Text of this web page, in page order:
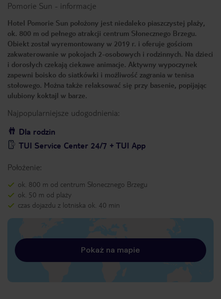
Pomorie Sun - informacje
Hotel Pomorie Sun położony jest niedaleko piaszczystej plaży,
ok. 800 m od pełnego atrakcji centrum Słonecznego Brzegu.
Obiekt został wyremontowany w 2019 r. i oferuje gościom
zakwaterowanie w pokojach 2-osobowych i rodzinnych. Na dzieci
i dorosłych czekają ciekawe animacje. Aktywny wypoczynek
zapewni boisko do siatkówki i możliwość zagrania w tenisa
stołowego. Można także relaksować się przy basenie, popijając
ulubiony koktajl w barze.
Najpopularniejsze udogodnienia:
Dla rodzin
TUI Service Center 24/7 + TUI App
Położenie:
ok. 800 m od centrum Słonecznego Brzegu
ok. 50 m od plaży
czas dojazdu z lotniska ok. 40 min
Pokaż na mapie